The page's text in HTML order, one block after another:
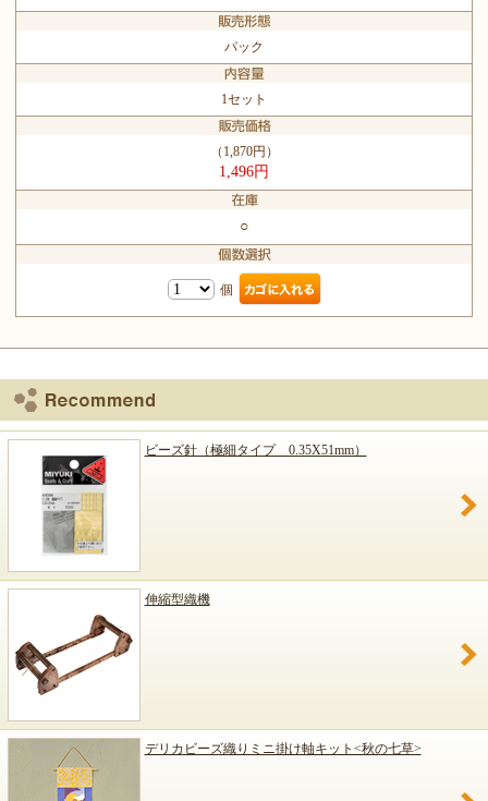
パック
1セット
（1,870円）
1,496円
○
個
ビーズ針（極細タイプ 0.35X51mm）
伸縮型織機
デリカビーズ織りミニ掛け軸キット<秋の七草>